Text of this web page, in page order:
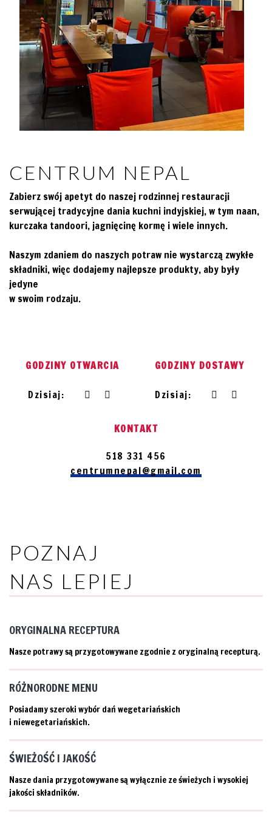
CENTRUM NEPAL
Zabierz swój apetyt do naszej rodzinnej restauracji
serwującej tradycyjne dania kuchni indyjskiej, w tym naan,
kurczaka tandoori, jagnięcinę kormę i wiele innych.
Naszym zdaniem do naszych potraw nie wystarczą zwykłe
składniki, więc dodajemy najlepsze produkty, aby były
jedyne
w swoim rodzaju.
O nas
GODZINY OTWARCIA
Dzisiaj:
GODZINY DOSTAWY
Dzisiaj:
KONTAKT
518 331 456
centrumnepal@gmail.com
POZNAJ
NAS LEPIEJ
ORYGINALNA RECEPTURA
Nasze potrawy są przygotowywane zgodnie z oryginalną recepturą.
RÓŻNORODNE MENU
Posiadamy szeroki wybór dań wegetariańskich
i niewegetariańskich.
ŚWIEŻOŚĆ I JAKOŚĆ
Nasze dania przygotowywane są wyłącznie ze świeżych i wysokiej
jakości składników.